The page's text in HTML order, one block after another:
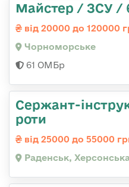
Майстер / ЗСУ /
від 20000 до 120000
Чорноморське
61 ОМБр
Сержант-
роти
від 25000 до 55000
Раденськ,